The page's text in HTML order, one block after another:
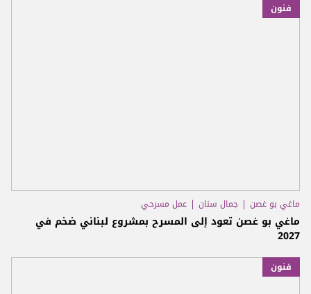
فنون
ماغي بو غصن جمال سنان عمل مسرحي
ماغي بو غصن تعود إلى المسرح بمشروع لبناني ضخم في
2027
فنون